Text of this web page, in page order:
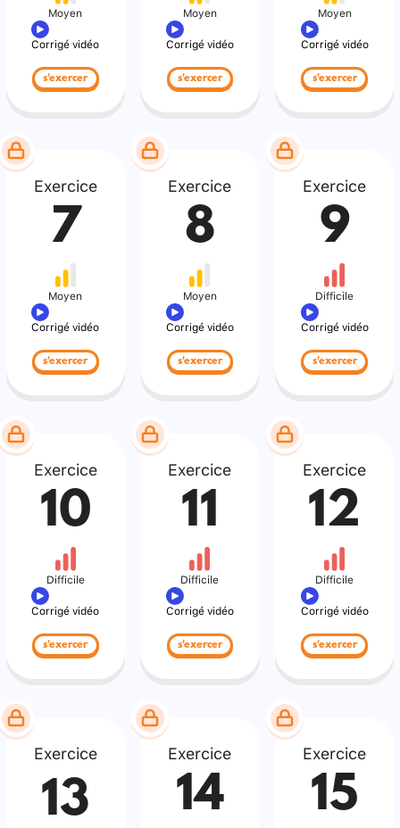
Moyen
Corrigé vidéo
s'exercer
Moyen
Corrigé vidéo
s'exercer
Moyen
Corrigé vidéo
s'exercer
Exercice
7
Moyen
Corrigé vidéo
s'exercer
Exercice
8
Moyen
Corrigé vidéo
s'exercer
Exercice
9
Difficile
Corrigé vidéo
s'exercer
Exercice
10
Difficile
Corrigé vidéo
s'exercer
Exercice
11
Difficile
Corrigé vidéo
s'exercer
Exercice
12
Difficile
Corrigé vidéo
s'exercer
Exercice
13
Exercice
14
Exercice
15